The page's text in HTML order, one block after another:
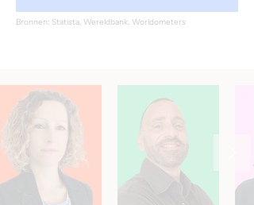
Bronnen: Statista, Wereldbank, Worldometers